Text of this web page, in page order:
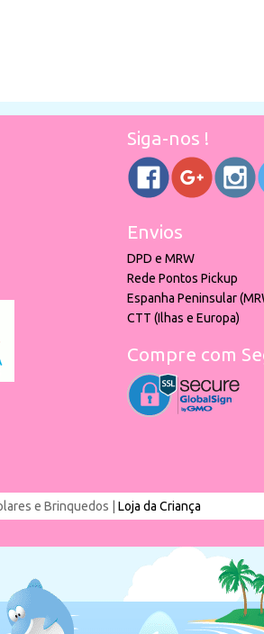
Siga-nos !
Envios
DPD e MRW
Rede Pontos Pickup
Espanha Peninsular
CTT (Ilhas e Europa)
Compre com
e Brinquedos | Loja da Criança